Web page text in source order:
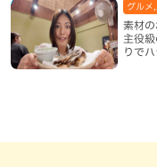
素材
主役
りで
グルメ